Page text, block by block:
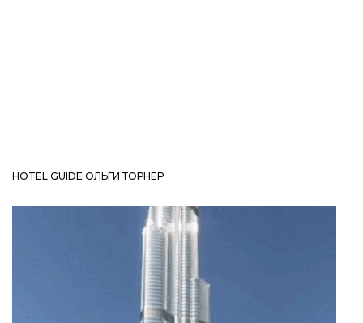
HOTEL GUIDE ОЛЬГИ ТОРНЕР